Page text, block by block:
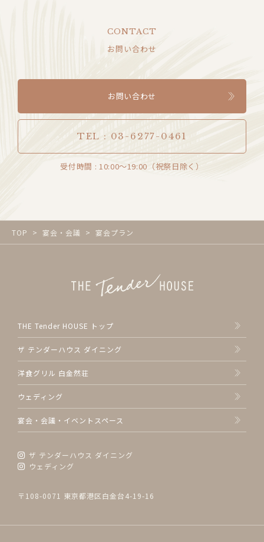
CONTACT
お問い合わせ
お問い合わせ
TEL : 03-6277-0461
受付時間 : 10:00～19:00（祝祭日除く）
TOP 宴会・会議 宴会プラン
THE Tender HOUSE トップ
ザ テンダーハウス ダイニング
洋食グリル 白金然荘
ウェディング
宴会・会議・イベントスペース
ザ テンダーハウス ダイニング
ウェディング
〒108-0071 東京都港区白金台4-19-16